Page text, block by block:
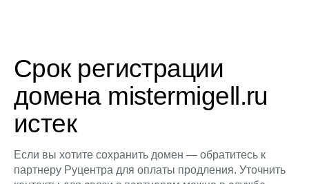
Срок регистрации
домена mistermigell.ru
истек
Если вы хотите сохранить домен — обратитесь к
партнеру Руцентра для оплаты продления. Уточнить